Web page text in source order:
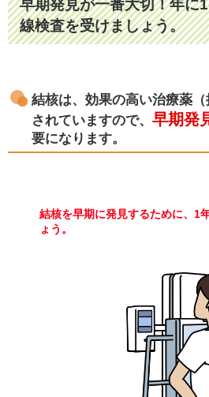
早期発見が一番大切！年に
線検査を受けましょう。
結核は、効果の高い治療薬
されていますので、 早期発
要になります。
結核を早期に発見するために、1
ょう。